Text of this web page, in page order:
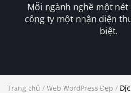
Mỗi ngành nghề một
công ty một nhận diện
biệt.
Trang chủ / Web WordPress Đẹp /